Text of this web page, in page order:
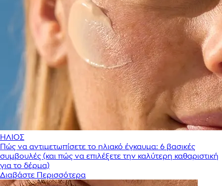
ΗΛΙΟΣ
Πώς να αντιμετωπίσετε το ηλιακό έγκαυμα: 6 βασικές
συμβουλές (και πώς να επιλέξετε την καλύτερη καθαριστική
για το δέρμα)
Διαβάστε Περισσότερα